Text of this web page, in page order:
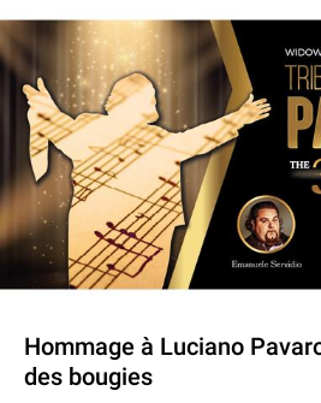
Hommage à Luciano
des bougies